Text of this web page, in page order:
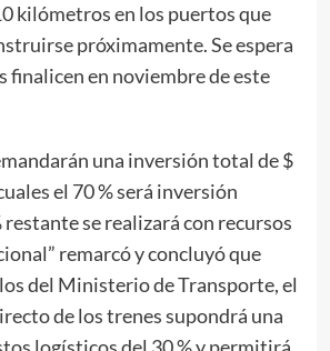
kilómetros en los puertos que
próximamente. Se espera
finalicen en noviembre de este
una inversión total de $
el 70 % será inversión
restante se realizará con recursos
remarcó y concluyó que
del Ministerio de Transporte, el
de los trenes supondrá una